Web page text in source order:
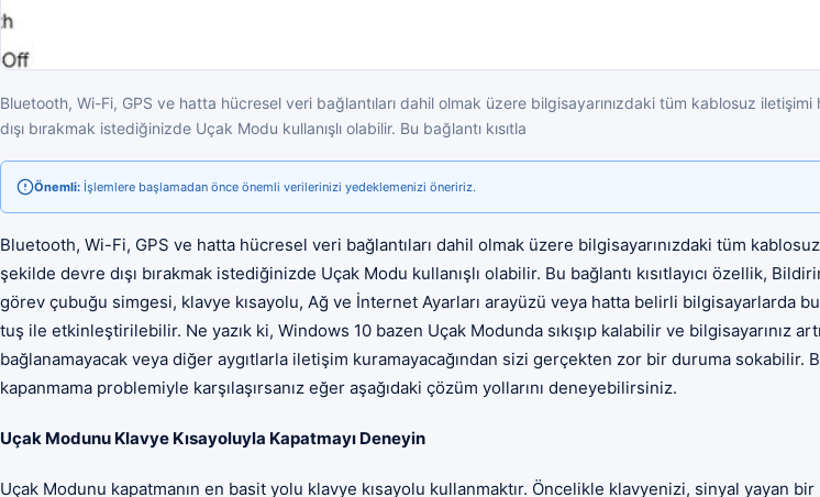
Bluetooth, Wi-Fi, GPS ve hatta hücresel veri bağlantıları dahil olmak üzere bilgisayarınızdaki tüm kablosuz iletişimi
dışı bırakmak istediğinizde Uçak Modu kullanışlı olabilir. Bu bağlantı kısıtla
Önemli: İşlemlere başlamadan önce önemli verilerinizi yedeklemenizi öneririz.
Bluetooth, Wi-Fi, GPS ve hatta hücresel veri bağlantıları dahil olmak üzere bilgisayarınızdaki tüm
şekilde devre dışı bırakmak istediğinizde Uçak Modu kullanışlı olabilir. Bu bağlantı kısıtlayıcı özellik,
görev çubuğu simgesi, klavye kısayolu, Ağ ve İnternet Ayarları arayüzü veya hatta belirli bilgisayarlarda
tuş ile etkinleştirilebilir. Ne yazık ki, Windows 10 bazen Uçak Modunda sıkışıp kalabilir ve bilgisayarınız
bağlanamayacak veya diğer aygıtlarla iletişim kuramayacağından sizi gerçekten zor bir duruma sokabilir.
kapanmama problemiyle karşılaşırsanız eğer aşağıdaki çözüm yollarını deneyebilirsiniz.
Uçak Modunu Klavye Kısayoluyla Kapatmayı Deneyin
Uçak Modunu kapatmanın en basit yolu klavye kısayolu kullanmaktır. Öncelikle klavyenizi, sinyal yayan